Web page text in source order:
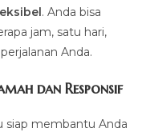
. Anda bisa
jam, satu hari,
Anda.
dan Responsif
siap membantu Anda